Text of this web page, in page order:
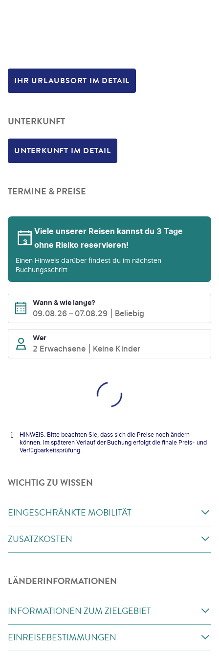
IHR URLAUBSORT IM DETAIL
UNTERKUNFT
UNTERKUNFT IM DETAIL
TERMINE & PREISE
Viele unserer Reisen kannst du 3 Tage
ohne Risiko reservieren!
Einen Hinweis darüber findest du im nächsten
Buchungsschritt.
Wann & wie lange?
09.08.26 – 07.08.29 Beliebig
Wer
2 Erwachsene Keine Kinder
HINWEIS: Bitte beachten Sie, dass sich die Preise noch ändern
können. Im späteren Verlauf der Buchung erfolgt die finale Preis- und
Verfügbarkeitsprüfung.
WICHTIG ZU WISSEN
EINGESCHRÄNKTE MOBILITÄT
ZUSATZKOSTEN
LÄNDERINFORMATIONEN
INFORMATIONEN ZUM ZIELGEBIET
EINREISEBESTIMMUNGEN